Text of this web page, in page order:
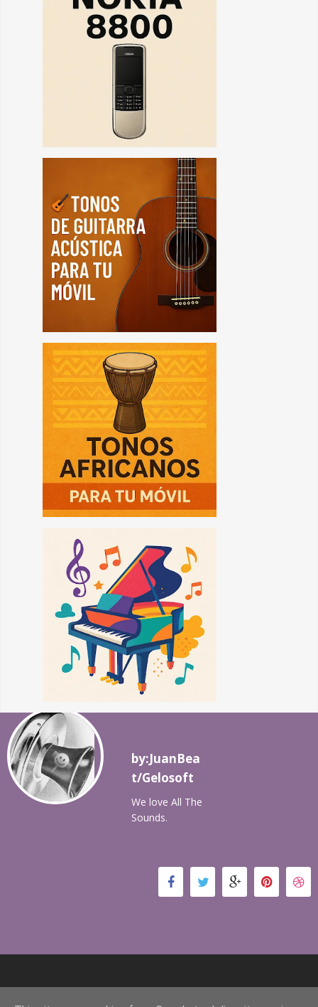
by:JuanBea
t/Gelosoft
We love All The
Sounds.